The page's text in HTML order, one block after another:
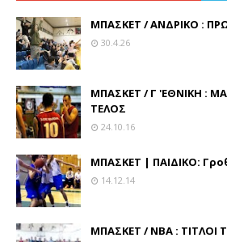
ΜΠΑΣΚΕΤ / ΑΝΔΡΙΚΟ :
30.4.26
ΜΠΑΣΚΕΤ / Γ 'ΕΘΝΙΚΗ :
ΤΕΛΟΣ
24.10.16
ΜΠΑΣΚΕΤ | ΠΑΙΔΙΚΟ:
14.12.14
ΜΠΑΣΚΕΤ / ΝΒΑ : ΤΙΤΛΟΙ